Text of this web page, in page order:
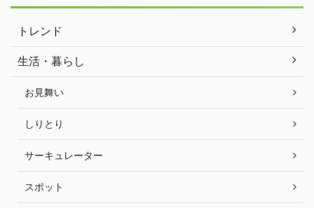
トレンド
生活・暮らし
お見舞い
しりとり
サーキュレーター
スポット